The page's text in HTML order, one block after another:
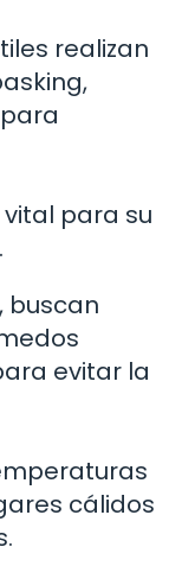
realizan
para su
buscan
evitar la
cálidos